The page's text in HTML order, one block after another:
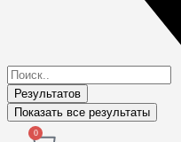
Результатов
Показать все результаты
0